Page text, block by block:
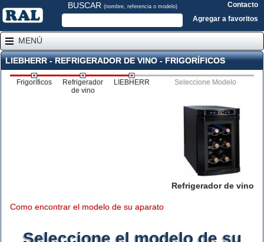
BUSCAR (nombre, referencia o modelo)
Contacto
Agregar a favoritos
MENÚ
LIEBHERR - REFRIGERADOR DE VINO - FRIGORÍFICOS
Frigoríficos
Refrigerador
de vino
LIEBHERR Seleccione Modelo
Refrigerador de vino
Como encontrar el modelo de su aparato
Seleccione el modelo de su